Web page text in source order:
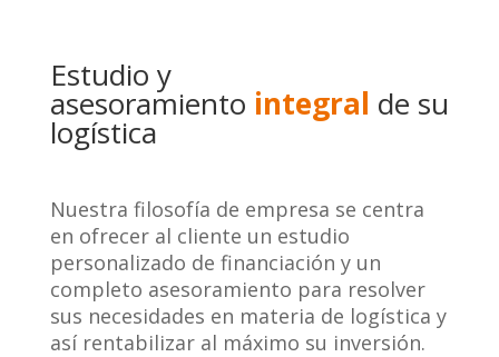
Estudio y
asesoramiento integral de su
logística
Nuestra filosofía de empresa se centra
en ofrecer al cliente un estudio
personalizado de financiación y un
completo asesoramiento para resolver
sus necesidades en materia de logística y
así rentabilizar al máximo su inversión.